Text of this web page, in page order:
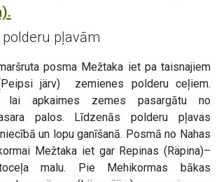
pļavām
posma Mežtaka iet pa taisnajiem
järv) zemienes polderu ceļiem.
lai apkaimes zemes pasargātu no
palos. Līdzenās polderu pļavas
un lopu ganīšanā. Posmā no Nahas
Mežtaka iet gar Repinas (Räpina)–
malu. Pie Mehikormas bākas